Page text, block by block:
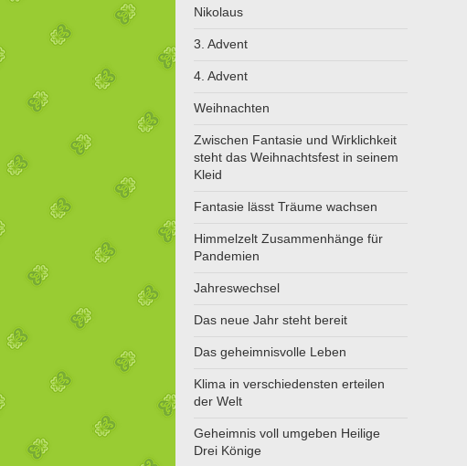
Nikolaus
3. Advent
4. Advent
Weihnachten
Zwischen Fantasie und Wirklichkeit
steht das Weihnachtsfest in seinem
Kleid
Fantasie lässt Träume wachsen
Himmelzelt Zusammenhänge für
Pandemien
Jahreswechsel
Das neue Jahr steht bereit
Das geheimnisvolle Leben
Klima in verschiedensten erteilen
der Welt
Geheimnis voll umgeben Heilige
Drei Könige